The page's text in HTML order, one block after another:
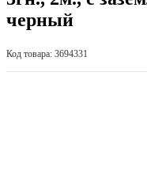
черный
Код товара: 3694331